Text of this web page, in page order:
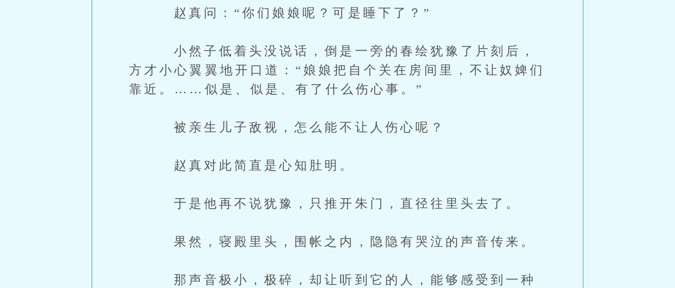
赵真问：“你们娘娘呢？可是睡下了？”
小然子低着头没说话，倒是一旁的春绘犹豫了片刻后，
方才小心翼翼地开口道：“娘娘把自个关在房间里，不让奴婢们
靠近。……似是、似是、有了什么伤心事。”
被亲生儿子敌视，怎么能不让人伤心呢？
赵真对此简直是心知肚明。
于是他再不说犹豫，只推开朱门，直径往里头去了。
果然，寝殿里头，围帐之内，隐隐有哭泣的声音传来。
那声音极小，极碎，却让听到它的人，能够感受到一种